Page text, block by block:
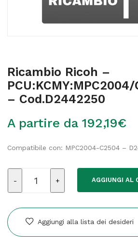
Ricambio Ricoh –
– Cod.D2442250
A partire da 192,19€
Compatibile con: MPC2004-C2504 –
PCU:KCMY:MPC2004/C2504:EXP
AGGIUNGI AL
Aggiungi alla lista dei desideri